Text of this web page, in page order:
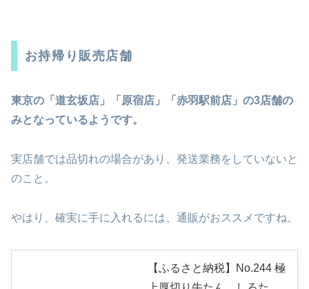
お持帰り販売店舗
東京の「道玄坂店」「原宿店」「赤羽駅前店」の3店舗の
みとなっているようです。
実店舗では品切れの場合があり、発送業務をしていないと
のこと。
やはり、確実に手に入れるには、通販がおススメですね。
【ふるさと納税】No.244 極